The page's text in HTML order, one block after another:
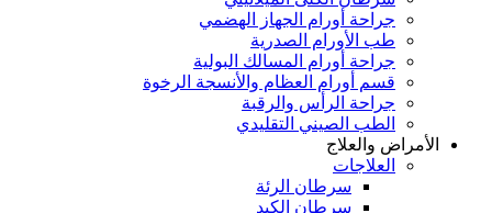
جراحة أورام الجهاز الهضمي
طب الأورام الصدرية
جراحة أورام المسالك البولية
قسم أورام العظام والأنسجة الرخوة
جراحة الرأس والرقبة
الطب الصيني التقليدي
الأمراض والعلاج
العلاجات
سرطان الرئة
سرطان الكبد